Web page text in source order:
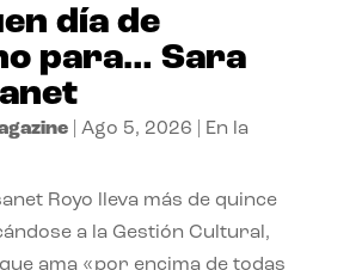
día de
para… Sara
| Ago 5, 2026
En la
Royo lleva más de quince
a la Gestión Cultural,
ama «por encima de todas